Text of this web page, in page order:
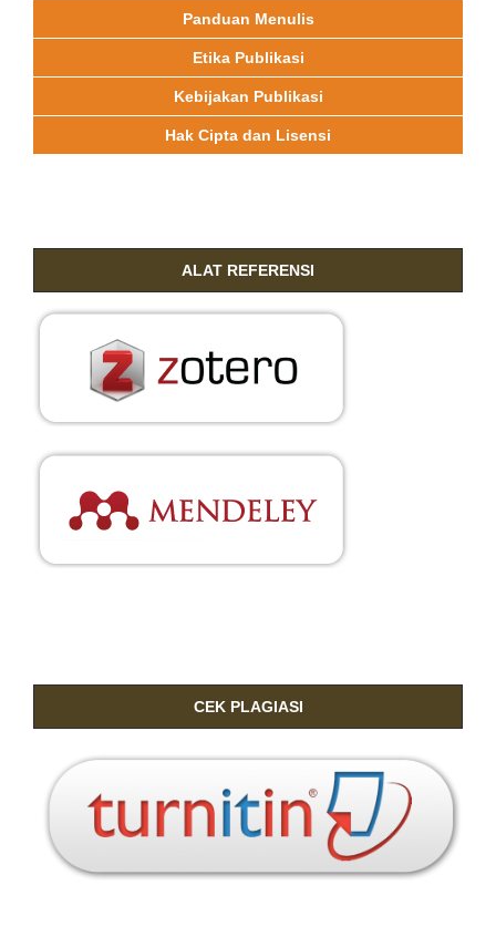
Panduan Menulis
Etika Publikasi
Kebijakan Publikasi
Hak Cipta dan Lisensi
ALAT REFERENSI
CEK PLAGIASI